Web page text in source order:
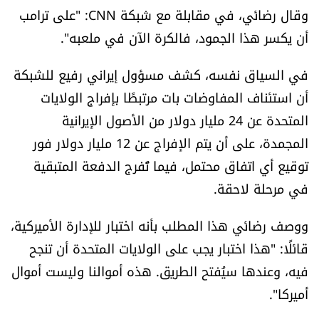
اقتصاد
العالم
الصحافة الإسرائيلية
ثقافة وفنون
فصل من كتاب
اقرأ تضحك
كاميرا
سجالات
وقال رضائي، في مقابلة مع شبكة CNN: "على ترامب
أن يكسر هذا الجمود، فالكرة الآن في ملعبه".
في السياق نفسه، كشف مسؤول إيراني رفيع للشبكة
أن استئناف المفاوضات بات مرتبطًا بإفراج الولايات
المتحدة عن 24 مليار دولار من الأصول الإيرانية
المجمدة، على أن يتم الإفراج عن 12 مليار دولار فور
توقيع أي اتفاق محتمل، فيما تُفرج الدفعة المتبقية
في مرحلة لاحقة.
ووصف رضائي هذا المطلب بأنه اختبار للإدارة الأميركية،
قائلًا: "هذا اختبار يجب على الولايات المتحدة أن تنجح
فيه، وعندها سيُفتح الطريق. هذه أموالنا وليست أموال
أميركا".